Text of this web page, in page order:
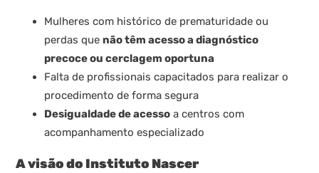
Mulheres com histórico de prematuridade ou
perdas quenão têm acesso a diagnóstico
precoce ou cerclagem oportuna
Falta de profissionais capacitados para realizar o
procedimento de forma segura
Desigualdade de acesso a centros com
acompanhamento especializado
A visão do Instituto Nascer